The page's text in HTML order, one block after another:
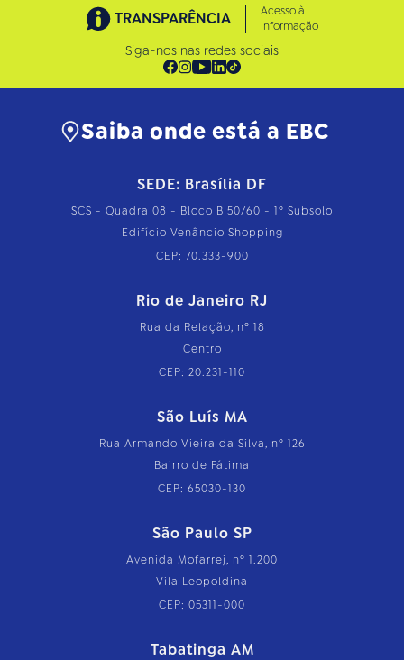
TRANSPARÊNCIA
Acesso à
Informação
Siga-nos nas redes sociais
Saiba onde está a EBC
SEDE: Brasília DF
SCS - Quadra 08 - Bloco B 50/60 - 1º Subsolo
Edifício Venâncio Shopping
CEP: 70.333-900
Rio de Janeiro RJ
Rua da Relação, nº 18
Centro
CEP: 20.231-110
São Luís MA
Rua Armando Vieira da Silva, nº 126
Bairro de Fátima
CEP: 65030-130
São Paulo SP
Avenida Mofarrej, nº 1.200
Vila Leopoldina
CEP: 05311-000
Tabatinga AM